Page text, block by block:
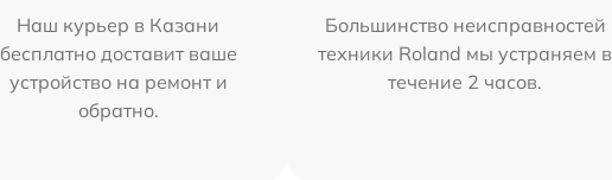
Наш курьер в Казани
бесплатно доставит ваше
устройство на ремонт и
обратно.
Большинство неисправностей
техники Roland мы устраняем в
течение 2 часов.